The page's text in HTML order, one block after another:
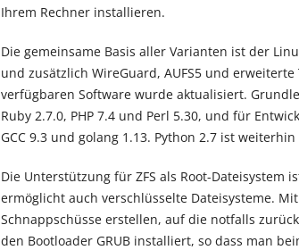
Ihrem Rechner installieren.
Die gemeinsame Basis aller Varianten ist der
und zusätzlich WireGuard, AUFS5 und
verfügbaren Software wurde aktualisiert.
Ruby 2.7.0, PHP 7.4 und Perl 5.30, und für
GCC 9.3 und golang 1.13. Python 2.7 ist
Die Unterstützung für ZFS als Root-Dateisystem
ermöglicht auch verschlüsselte Dateisysteme.
Schnappschüsse erstellen, auf die notfalls
den Bootloader GRUB installiert, so dass man